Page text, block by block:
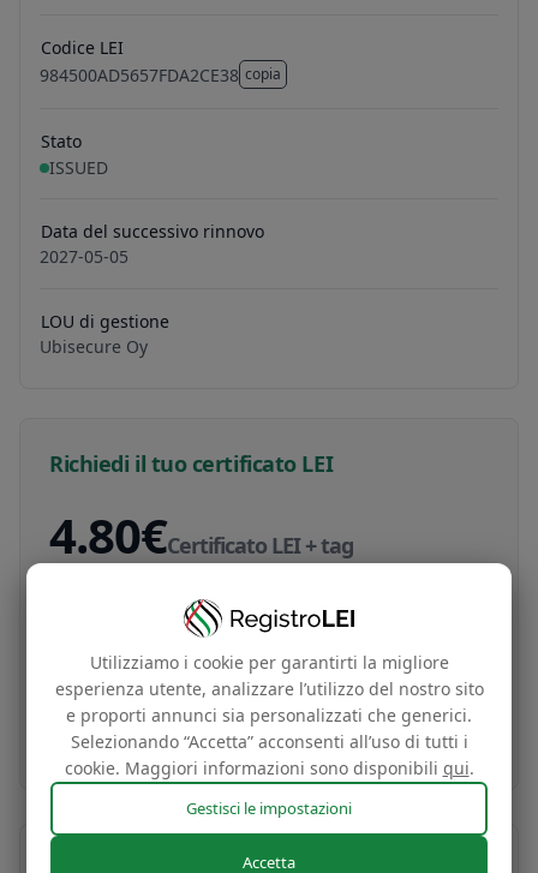
Codice LEI
984500AD5657FDA2CE38 copia
984500AD5657FDA2CE38
Stato
ISSUED
Data del successivo rinnovo
2027-05-05
LOU di gestione
Ubisecure Oy
Richiedi il tuo certificato LEI
4.80€Certificato LEI + tag
Certificato di identità globale della tua impresa
e tag per il sito web gratuito basato sui dati del
tuo codice LEI
Acquista ora
Utilizziamo i cookie per garantirti la migliore
esperienza utente, analizzare l’utilizzo del nostro sito
e proporti annunci sia personalizzati che generici.
Selezionando “Accetta” acconsenti all’uso di tutti i
cookie. Maggiori informazioni sono disponibili qui.
Gestisci le impostazioni
Accetta